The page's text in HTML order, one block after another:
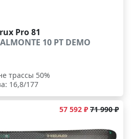
Pro 81
10 PT DEMO
трассы 50%
16,8/177
57 592 ₽ 71 990 ₽